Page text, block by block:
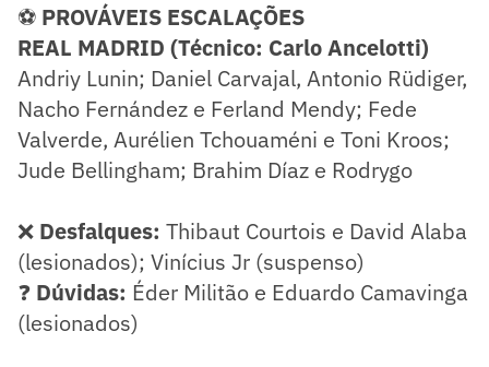
⚽ PROVÁVEIS ESCALAÇÕES
REAL MADRID (Técnico: Carlo Ancelotti)
Andriy Lunin; Daniel Carvajal, Antonio Rüdiger,
Nacho Fernández e Ferland Mendy; Fede
Valverde, Aurélien Tchouaméni e Toni Kroos;
Jude Bellingham; Brahim Díaz e Rodrygo
❌ Desfalques: Thibaut Courtois e David Alaba
(lesionados); Vinícius Jr (suspenso)
❓ Dúvidas: Éder Militão e Eduardo Camavinga
(lesionados)